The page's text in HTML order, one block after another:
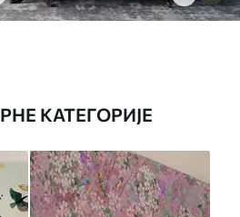
КАТЕГОРИЈЕ